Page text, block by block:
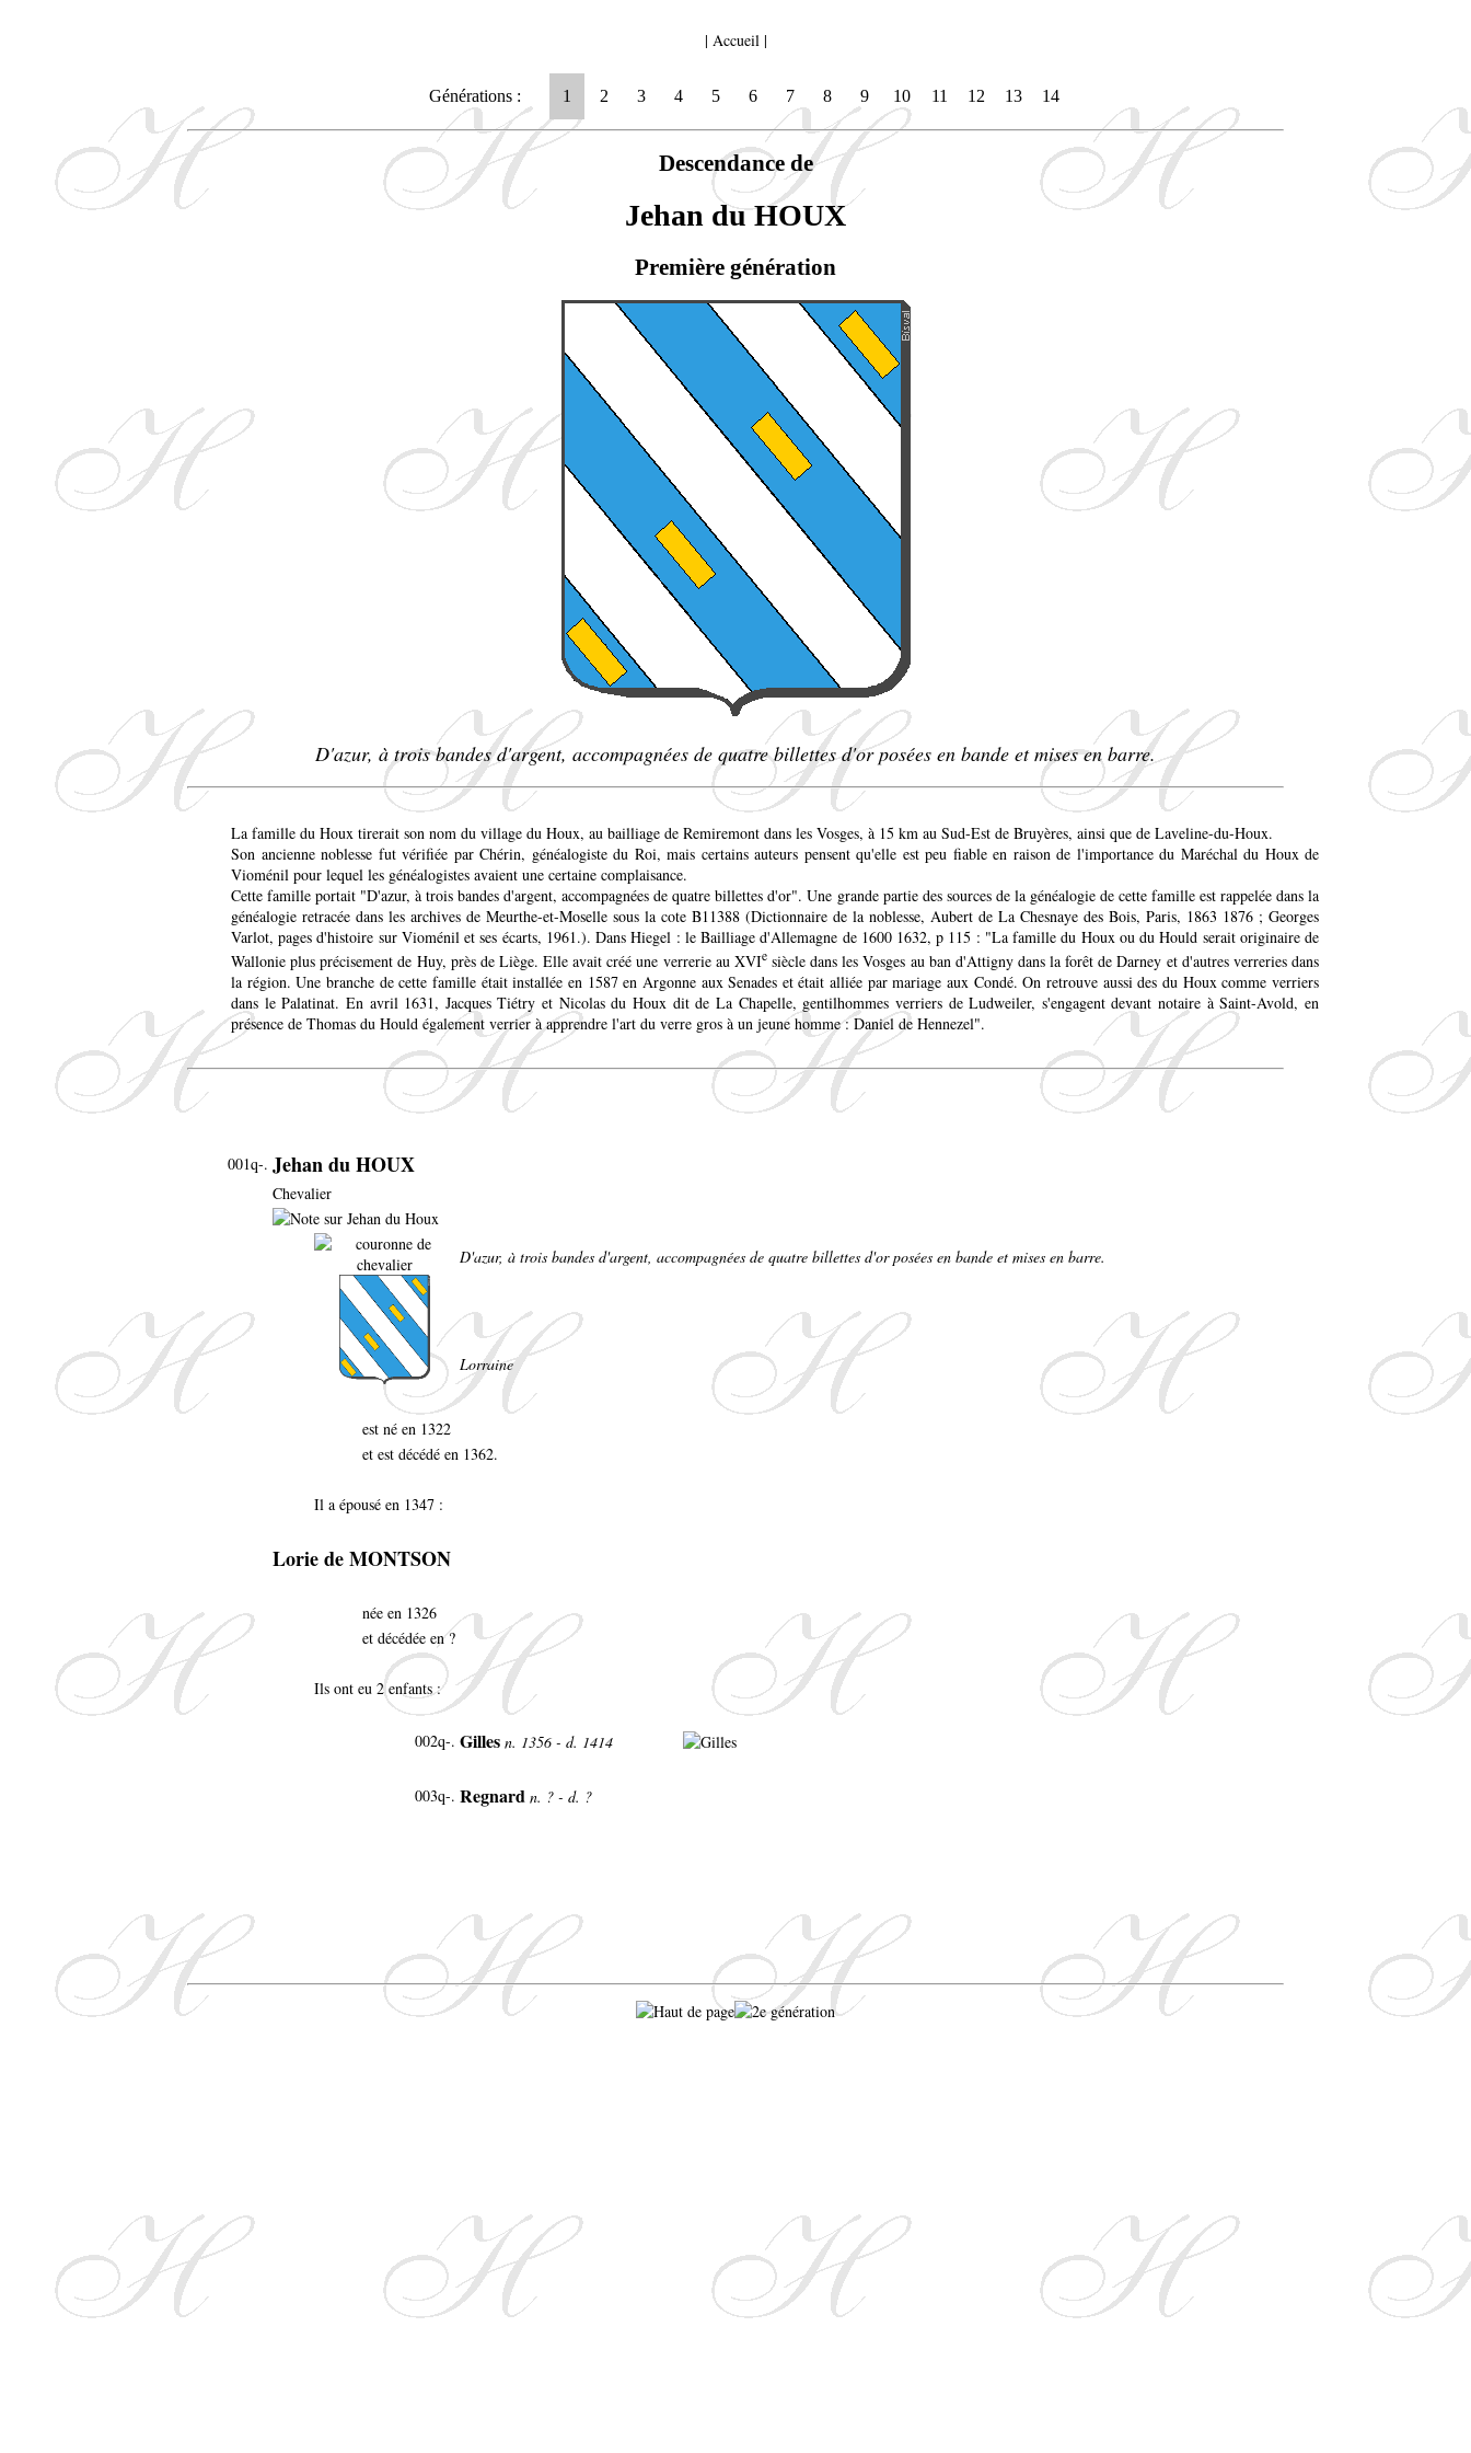
| Accueil|
Générations : 1 2 3 4 5 6 7 8 9 10 11 12 13 14
Descendance de
Jehan du HOUX
Première génération
D'azur, à trois bandes d'argent, accompagnées de quatre billettes d'or posées en bande et mises en barre.
La famille du Houx tirerait son nom du village du Houx, au bailliage de Remiremont dans les Vosges, à 15 km au Sud-Est de Bruyères, ainsi que de Laveline-du-Houx.
Son ancienne noblesse fut vérifiée par Chérin, généalogiste du Roi, mais certains auteurs pensent qu'elle est peu fiable en raison de l'importance du Maréchal du Houx de
Vioménil pour lequel les généalogistes avaient une certaine complaisance.
Cette famille portait "D'azur, à trois bandes d'argent, accompagnées de quatre billettes d'or". Une grande partie des sources de la généalogie de cette famille est rappelée dans la
généalogie retracée dans les archives de Meurthe-et-Moselle sous la cote B11388 (Dictionnaire de la noblesse, Aubert de La Chesnaye des Bois, Paris, 1863 1876 ; Georges
Varlot, pages d'histoire sur Vioménil et ses écarts, 1961.). Dans Hiegel : le Bailliage d'Allemagne de 1600 1632, p 115 : "La famille du Houx ou du Hould serait originaire de
Wallonie plus précisement de Huy, près de Liège. Elle avait créé une verrerie au XVIesiècle dans les Vosges au ban d'Attigny dans la forêt de Darney et d'autres verreries dans
la région. Une branche de cette famille était installée en 1587 en Argonne aux Senades et était alliée par mariage aux Condé. On retrouve aussi des du Houx comme verriers
dans le Palatinat. En avril 1631, Jacques Tiétry et Nicolas du Houx dit de La Chapelle, gentilhommes verriers de Ludweiler, s'engagent devant notaire à Saint-Avold, en
présence de Thomas du Hould également verrier à apprendre l'art du verre gros à un jeune homme : Daniel de Hennezel".
001q-. Jehan du HOUX
Chevalier
D'azur, à trois bandes d'argent, accompagnées de quatre billettes d'or posées en bande et mises en barre.
Lorraine
est né en 1322
et est décédé en 1362.
Il a épousé en 1347 :
Lorie de MONTSON
née en 1326
et décédée en ?
Ils ont eu 2 enfants :
002q-. Gilles n. 1356 - d. 1414
003q-. Regnard n. ? - d. ?